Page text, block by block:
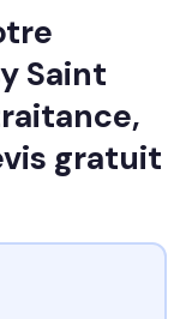
Saint
gratuit